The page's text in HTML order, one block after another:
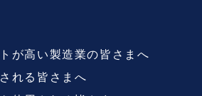
が高い製造業の皆さまへ
れる皆さまへ